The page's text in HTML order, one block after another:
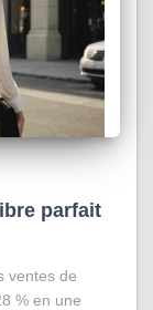
parfait
ventes de
% en une